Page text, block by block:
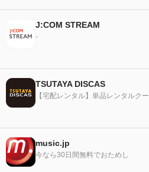
J:COM STREAM
-
TSUTAYA DISCAS
【宅配レンタル】単品レンタルク
music.jp
今なら30日間無料でおためし